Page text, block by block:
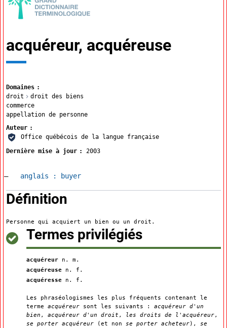
acquéreur, acquéreuse
Domaines
droit
droit des biens
commerce
appellation de personne
Auteur
Office québécois de la langue française
Dernière mise à jour
2003
Accéder à la fiche en
anglais : buyer
Définition
Personne qui acquiert un bien ou un droit.
Termes privilégiés:
acquéreur
n. m.
acquéreuse
n. f.
acquéresse
n. f.
Les phraséologismes les plus fréquents contenant le
terme acquéreur sont les suivants :
acquéreur d'un
bien , acquéreur d'un droit , les droits de l'acquéreur,
se porter acquéreur (et non se porter acheteur), se